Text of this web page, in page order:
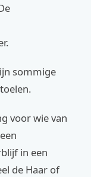
sommige
voor wie van
in een
de Haar of